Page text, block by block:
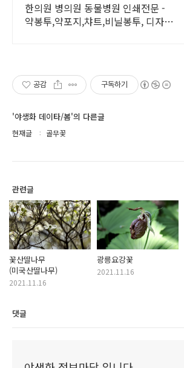
한의원 병의원 동물병원 인쇄전문 -
약봉투,약포지,챠트,비닐봉투, 디자인
공감 구독하기
'야생화 데이타/봄'의 다른글
현재글 골무꽃
관련글
꽃산딸나무
(미국산딸나무)
2021.11.16
광릉요강꽃
2021.11.16
댓글